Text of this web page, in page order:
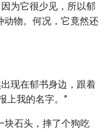
为它很少见，所以郁
动物。何况，它竟然还
现在郁书身边，跟着
上我的名字。”
块石头，摔了个狗吃